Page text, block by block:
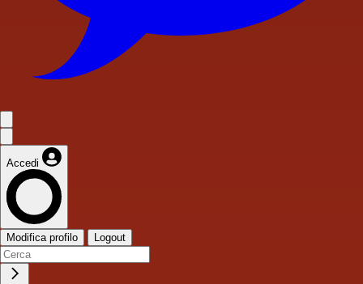
Accedi
Modifica profilo Logout